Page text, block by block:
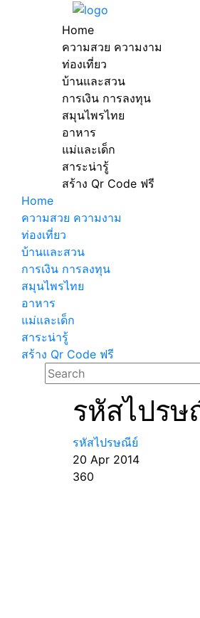
Home
ความสวย ความงาม
ท่องเที่ยว
บ้านและสวน
การเงิน การลงทุน
สมุนไพรไทย
อาหาร
แม่และเด็ก
สาระน่ารู้
สร้าง Qr Code ฟรี
Home
ความสวย ความงาม
ท่องเที่ยว
บ้านและสวน
การเงิน การลงทุน
สมุนไพรไทย
อาหาร
แม่และเด็ก
สาระน่ารู้
สร้าง Qr Code ฟรี
รหัสไปร
รหัสไปรษณีย์
20 Apr 2014
360